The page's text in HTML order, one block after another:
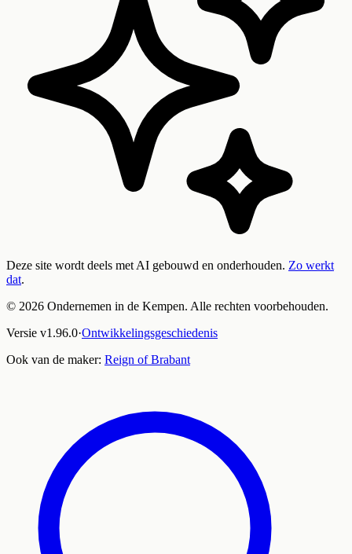
Deze site wordt deels met AI gebouwd en onderhouden. Zo werkt
dat.
© 2026 Ondernemen in de Kempen. Alle rechten voorbehouden.
Versie v1.96.0·Ontwikkelingsgeschiedenis
Ook van de maker: Reign of Brabant